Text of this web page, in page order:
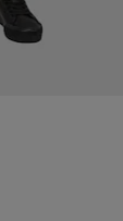
44,99 EUR